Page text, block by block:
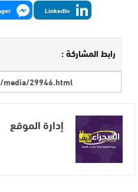
LinkedIn
رابط المشاركة :
إدارة الموقع